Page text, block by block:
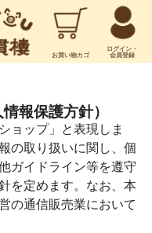
お買い物カゴ
ログイン・
会員登録
報保護方針）
ョップ」と表現しま
の取り扱いに関し、個
ガイドライン等を遵守
を定めます。なお、本
の通信販売業において